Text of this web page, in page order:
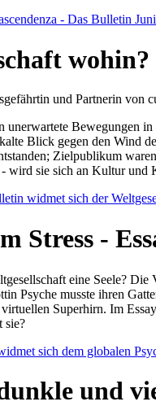
- Das Bulletin
wohin?
und Partnerin
unerwartete Bewegungen
Blick gegen den Wind
Zielpublikum
wird sie sich an Kultur und
widmet sich der
Stress -
eine Seele?
Psyche musste ihren
Superhirn. Im
sie?
sich dem globalen
und